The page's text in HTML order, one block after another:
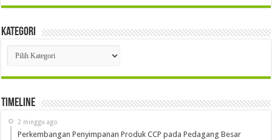
Kategori
Kategori
Timeline
2 minggu ago
Perkembangan Penyimpanan Produk CCP pada Pedagang Besar